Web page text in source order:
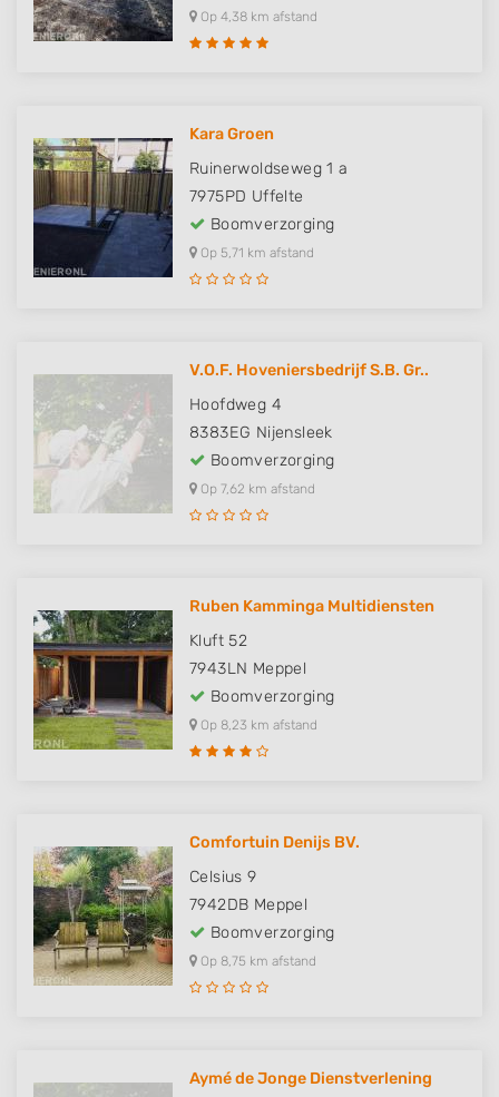
Op 4,38 km afstand
Kara Groen
Ruinerwoldseweg 1 a
7975PD Uffelte
Boomverzorging
Op 5,71 km afstand
V.O.F. Hoveniersbedrijf S.B. Gr..
Hoofdweg 4
8383EG Nijensleek
Boomverzorging
Op 7,62 km afstand
Ruben Kamminga Multidiensten
Kluft 52
7943LN Meppel
Boomverzorging
Op 8,23 km afstand
Comfortuin Denijs BV.
Celsius 9
7942DB Meppel
Boomverzorging
Op 8,75 km afstand
Aymé de Jonge Dienstverlening